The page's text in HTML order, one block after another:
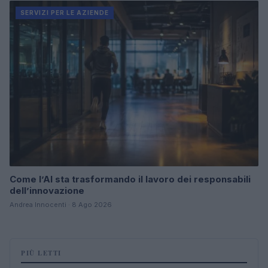
SERVIZI PER LE AZIENDE
Come l’AI sta trasformando il lavoro dei responsabili
dell’innovazione
Andrea Innocenti · 8 Ago 2026
PIÙ LETTI